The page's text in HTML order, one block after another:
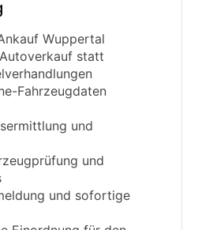
Wuppertal
statt
Fahrzeugdaten
und
und
und sofortige